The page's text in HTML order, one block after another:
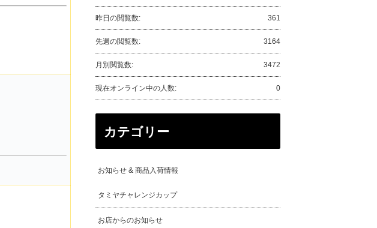
361
昨日の閲覧数:
3164
先週の閲覧数:
3472
月別閲覧数:
0
現在オンライン中の人数:
カテゴリー
お知らせ & 商品入荷情報
タミヤチャレンジカップ
お店からのお知らせ